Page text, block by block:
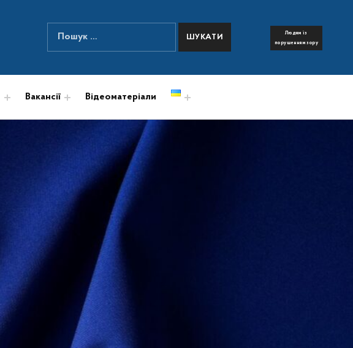
ПОШУК НА САЙТІ
Пошук:
Людям із
порушенням зору
Вакансії Відеоматеріали